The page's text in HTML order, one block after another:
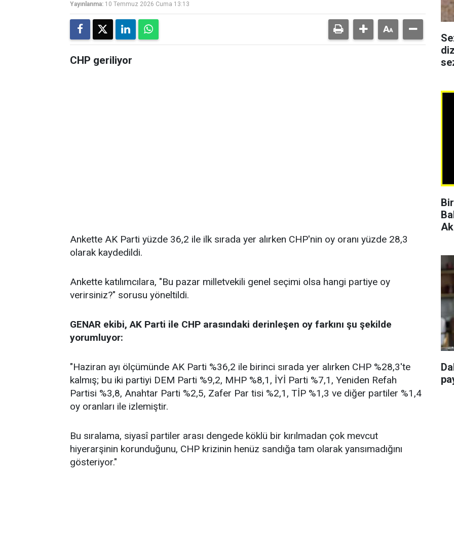
Yayınlanma: 10 Temmuz 2026 Cuma 13:13
CHP geriliyor
Ankette AK Parti yüzde 36,2 ile ilk sırada yer alırken CHP'nin oy oranı yüzde 28,3
olarak kaydedildi.
Ankette katılımcılara, "Bu pazar milletvekili genel seçimi olsa hangi partiye oy
verirsiniz?" sorusu yöneltildi.
GENAR ekibi, AK Parti ile CHP arasındaki derinleşen oy farkını şu şekilde
yorumluyor:
"Haziran ayı ölçümünde AK Parti %36,2 ile birinci sırada yer alırken CHP %28,3'te
kalmış; bu iki partiyi DEM Parti %9,2, MHP %8,1, İYİ Parti %7,1, Yeniden Refah
Partisi %3,8, Anahtar Parti %2,5, Zafer Par tisi %2,1, TİP %1,3 ve diğer partiler %1,4
oy oranları ile izlemiştir.
Bu sıralama, siyasî partiler arası dengede köklü bir kırılmadan çok mevcut
hiyerarşinin korunduğunu, CHP krizinin henüz sandığa tam olarak yansımadığını
gösteriyor."